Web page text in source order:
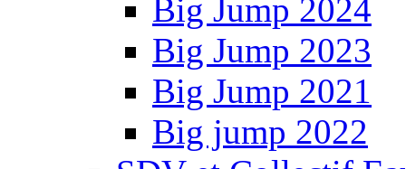
Big Jump 2024
Big Jump 2023
Big Jump 2021
Big jump 2022